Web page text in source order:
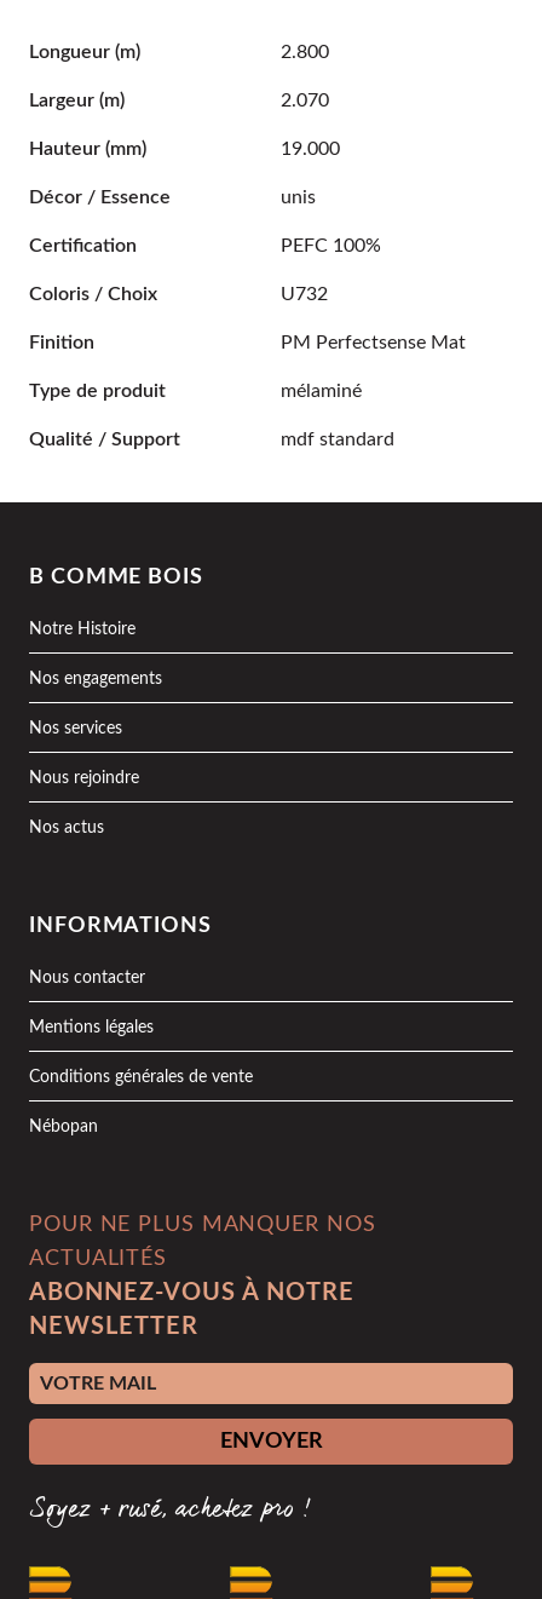
Longueur (m) 2.800
Largeur (m) 2.070
Hauteur (mm) 19.000
Décor / Essence unis
Certification PEFC 100%
Coloris / Choix U732
Finition PM Perfectsense Mat
Type de produit mélaminé
Qualité / Support mdf standard
B COMME BOIS
Notre Histoire
Nos engagements
Nos services
Nous rejoindre
Nos actus
INFORMATIONS
Nous contacter
Mentions légales
Conditions générales de vente
Nébopan
POUR NE PLUS MANQUER NOS
ACTUALITÉS
ABONNEZ-VOUS À NOTRE
NEWSLETTER
Adresse e-mail
ENVOYER
Soyez + rusé, achetez pro !